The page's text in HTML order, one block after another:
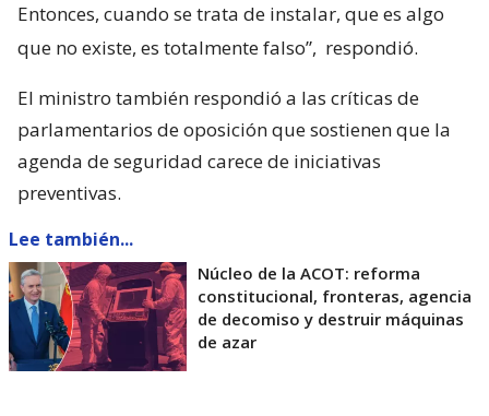
Entonces, cuando se trata de instalar, que es algo
que no existe, es totalmente falso”, respondió.
El ministro también respondió a las críticas de
parlamentarios de oposición que sostienen que la
agenda de seguridad carece de iniciativas
preventivas.
Lee también...
Núcleo de la ACOT: reforma
constitucional, fronteras, agencia
de decomiso y destruir máquinas
de azar